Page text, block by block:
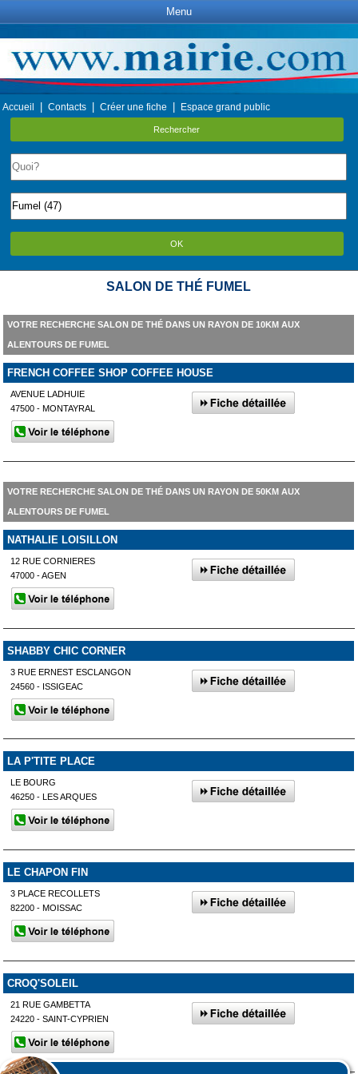
Menu
Accueil Contacts Créer une fiche Espace grand public
Rechercher
OK
SALON DE THÉ FUMEL
VOTRE RECHERCHE SALON DE THÉ DANS UN RAYON DE 10KM AUX
ALENTOURS DE FUMEL
FRENCH COFFEE SHOP COFFEE HOUSE
AVENUE LADHUIE
47500 - MONTAYRAL
VOTRE RECHERCHE SALON DE THÉ DANS UN RAYON DE 50KM AUX
ALENTOURS DE FUMEL
NATHALIE LOISILLON
12 RUE CORNIERES
47000 - AGEN
SHABBY CHIC CORNER
3 RUE ERNEST ESCLANGON
24560 - ISSIGEAC
LA P'TITE PLACE
LE BOURG
46250 - LES ARQUES
LE CHAPON FIN
3 PLACE RECOLLETS
82200 - MOISSAC
CROQ'SOLEIL
21 RUE GAMBETTA
24220 - SAINT-CYPRIEN